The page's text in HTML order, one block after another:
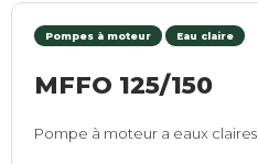
Pompes à moteur Eau claire
MFFO 125/150
Pompe à moteur a eaux